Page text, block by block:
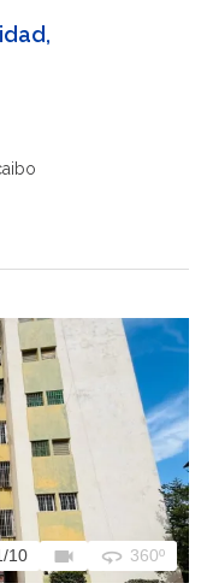
/10 videocam 360 360º